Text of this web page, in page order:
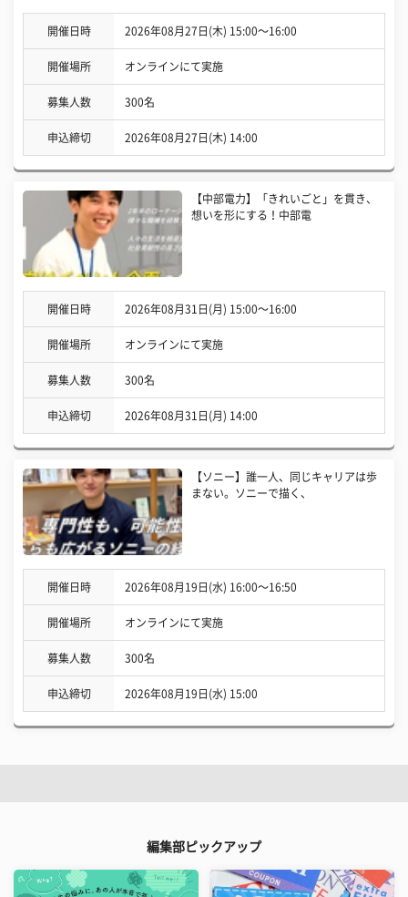
開催日時 2026年08月27日(木) 15:00〜16:00
開催場所 オンラインにて実施
募集人数 300名
申込締切 2026年08月27日(木) 14:00
【中部電力】「きれいごと」を貫き、
想いを形にする！中部電
開催日時 2026年08月31日(月) 15:00〜16:00
開催場所 オンラインにて実施
募集人数 300名
申込締切 2026年08月31日(月) 14:00
【ソニー】誰一人、同じキャリアは歩
まない。ソニーで描く、
開催日時 2026年08月19日(水) 16:00〜16:50
開催場所 オンラインにて実施
募集人数 300名
申込締切 2026年08月19日(水) 15:00
編集部ピックアップ